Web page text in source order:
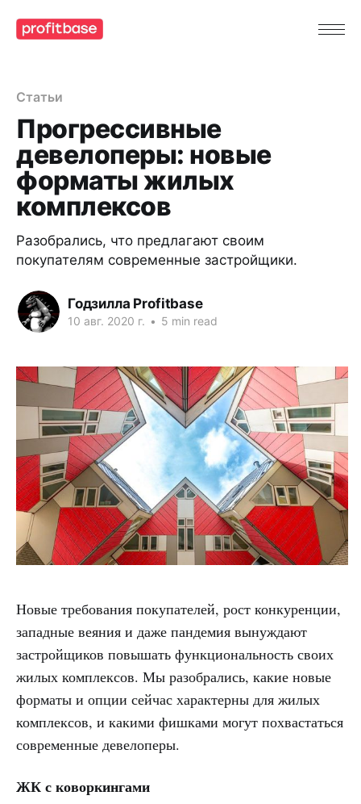
Статьи
Прогрессивные
девелоперы: новые
форматы жилых
комплексов
Разобрались, что предлагают своим
покупателям современные застройщики.
Годзилла Profitbase
10 авг. 2020 г. • 5 min read
Новые требования покупателей, рост конкуренции,
западные веяния и даже пандемия вынуждают
застройщиков повышать функциональность своих
жилых комплексов. Мы разобрались, какие новые
форматы и опции сейчас характерны для жилых
комплексов, и какими фишками могут похвастаться
современные девелоперы.
ЖК с коворкингами